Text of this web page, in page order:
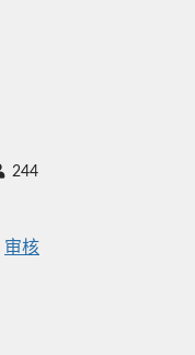
244
审核